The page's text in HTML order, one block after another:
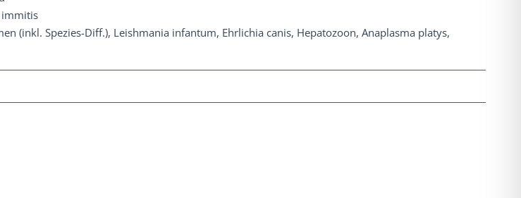
immitis
(inkl. Spezies-Diff.), Leishmania infantum, Ehrlichia canis, Hepatozoon, Anaplasma platys,